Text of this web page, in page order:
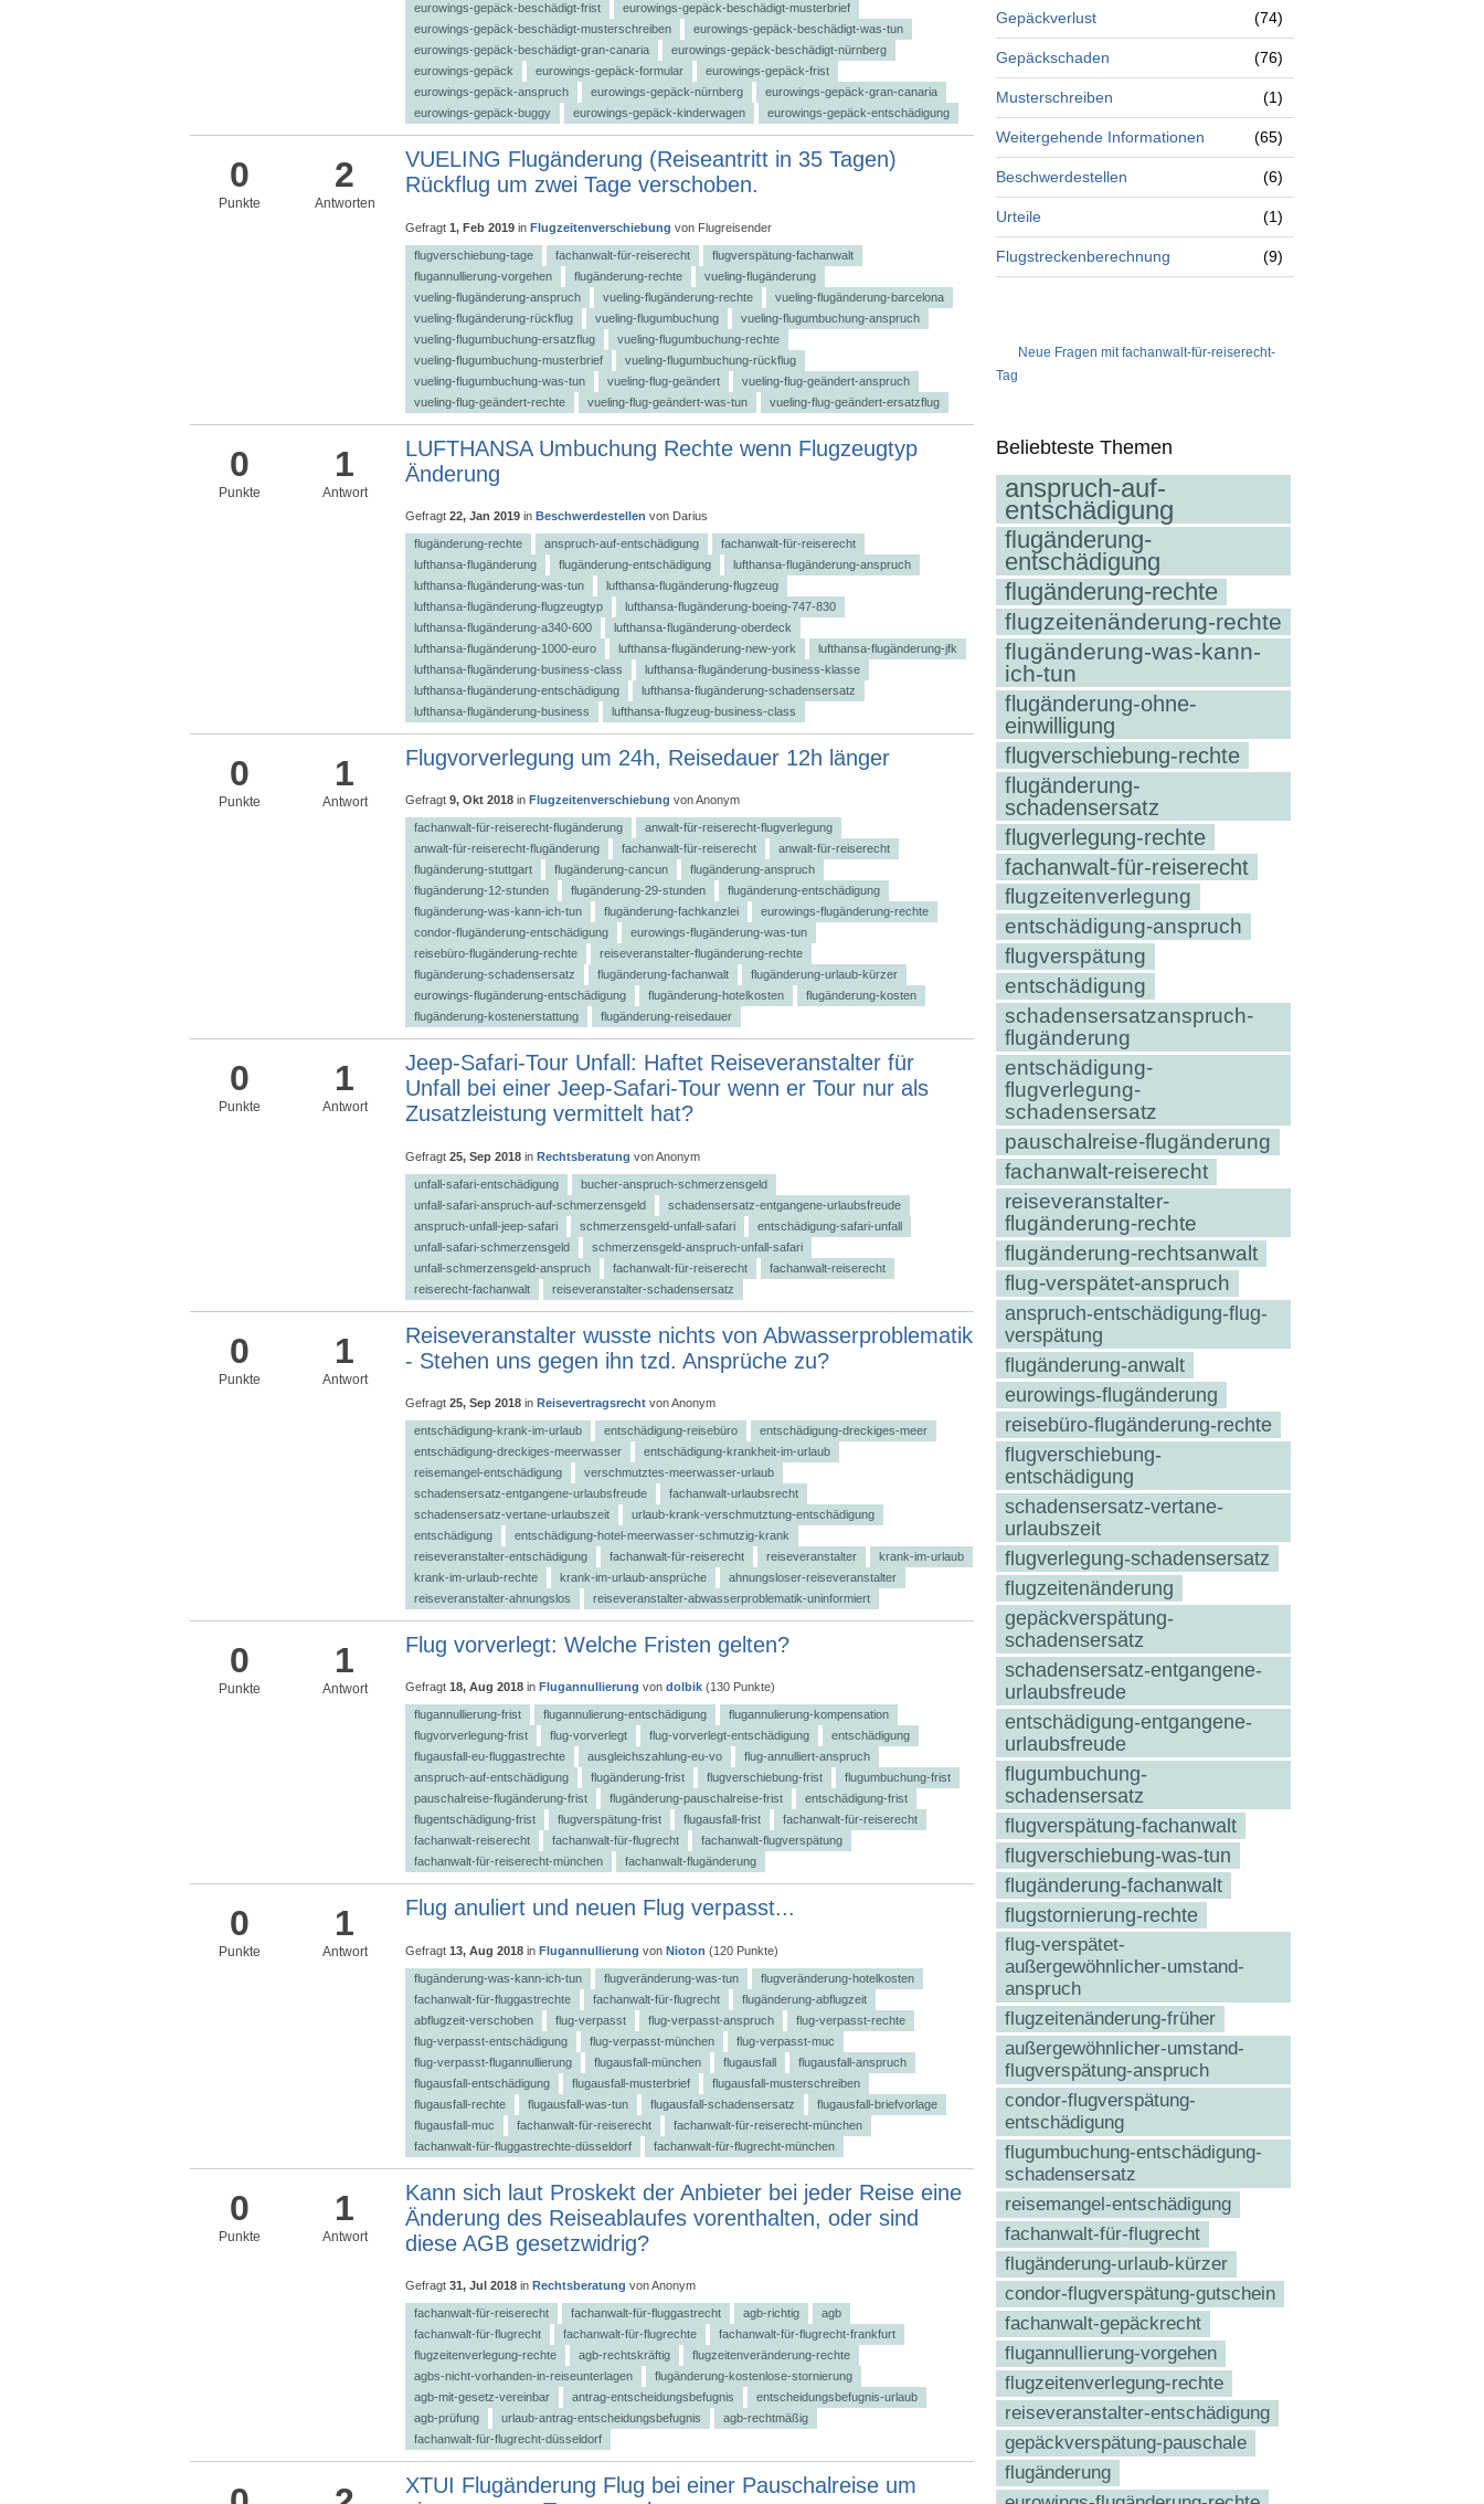
Gepäckverlust (74)
Gepäckschaden (76)
Musterschreiben (1)
Weitergehende Informationen (65)
Beschwerdestellen (6)
Urteile (1)
Flugstreckenberechnung (9)
Neue Fragen mit fachanwalt-für-reiserecht-
Tag
Beliebteste Themen
anspruch-auf-
entschädigung
flugänderung-
entschädigung
flugänderung-rechte
flugzeitenänderung-rechte
flugänderung-was-kann-
ich-tun
flugänderung-ohne-
einwilligung
flugverschiebung-rechte
flugänderung-
schadensersatz
flugverlegung-rechte
fachanwalt-für-reiserecht
flugzeitenverlegung
entschädigung-anspruch
flugverspätung
entschädigung
schadensersatzanspruch-
flugänderung
entschädigung-
flugverlegung-
schadensersatz
pauschalreise-flugänderung
fachanwalt-reiserecht
reiseveranstalter-
flugänderung-rechte
flugänderung-rechtsanwalt
flug-verspätet-anspruch
anspruch-entschädigung-flug-
verspätung
flugänderung-anwalt
eurowings-flugänderung
reisebüro-flugänderung-rechte
flugverschiebung-
entschädigung
schadensersatz-vertane-
urlaubszeit
flugverlegung-schadensersatz
flugzeitenänderung
gepäckverspätung-
schadensersatz
schadensersatz-entgangene-
urlaubsfreude
entschädigung-entgangene-
urlaubsfreude
flugumbuchung-
schadensersatz
flugverspätung-fachanwalt
flugverschiebung-was-tun
flugänderung-fachanwalt
flugstornierung-rechte
flug-verspätet-
außergewöhnlicher-umstand-
anspruch
flugzeitenänderung-früher
außergewöhnlicher-umstand-
flugverspätung-anspruch
condor-flugverspätung-
entschädigung
flugumbuchung-entschädigung-
schadensersatz
reisemangel-entschädigung
fachanwalt-für-flugrecht
flugänderung-urlaub-kürzer
condor-flugverspätung-gutschein
fachanwalt-gepäckrecht
flugannullierung-vorgehen
flugzeitenverlegung-rechte
reiseveranstalter-entschädigung
gepäckverspätung-pauschale
flugänderung
eurowings-gepäck-beschädigt-frist
eurowings-gepäck-beschädigt-musterbrief
eurowings-gepäck-beschädigt-musterschreiben
eurowings-gepäck-beschädigt-was-tun
eurowings-gepäck-beschädigt-gran-canaria
eurowings-gepäck-beschädigt-nürnberg
eurowings-gepäck
eurowings-gepäck-formular
eurowings-gepäck-frist
eurowings-gepäck-anspruch
eurowings-gepäck-nürnberg
eurowings-gepäck-gran-canaria
eurowings-gepäck-buggy
eurowings-gepäck-kinderwagen eurowings-gepäck-entschädigung
0
Punkte
2
Antworten
VUELING Flugänderung (Reiseantritt in 35 Tagen)
Rückflug um zwei Tage verschoben.
Gefragt 1, Feb 2019 in Flugzeitenverschiebung von Flugreisender
flugverschiebung-tage fachanwalt-für-reiserecht
flugverspätung-fachanwalt
flugannullierung-vorgehen
flugänderung-rechte
vueling-flugänderung
vueling-flugänderung-anspruch
vueling-flugänderung-rechte
vueling-flugänderung-barcelona
vueling-flugänderung-rückflug
vueling-flugumbuchung
vueling-flugumbuchung-anspruch
vueling-flugumbuchung-ersatzflug
vueling-flugumbuchung-rechte
vueling-flugumbuchung-musterbrief
vueling-flugumbuchung-rückflug
vueling-flugumbuchung-was-tun
vueling-flug-geändert
vueling-flug-geändert-anspruch
vueling-flug-geändert-rechte
vueling-flug-geändert-was-tun vueling-flug-geändert-ersatzflug
0
Punkte
1
Antwort
LUFTHANSA Umbuchung Rechte wenn Flugzeugtyp
Änderung
Gefragt 22, Jan 2019 in Beschwerdestellen von Darius
flugänderung-rechte anspruch-auf-entschädigung
fachanwalt-für-reiserecht
lufthansa-flugänderung
flugänderung-entschädigung
lufthansa-flugänderung-anspruch
lufthansa-flugänderung-was-tun
lufthansa-flugänderung-flugzeug
lufthansa-flugänderung-flugzeugtyp
lufthansa-flugänderung-boeing-747-830
lufthansa-flugänderung-a340-600
lufthansa-flugänderung-oberdeck
lufthansa-flugänderung-1000-euro
lufthansa-flugänderung-new-york
lufthansa-flugänderung-jfk
lufthansa-flugänderung-business-class
lufthansa-flugänderung-business-klasse
lufthansa-flugänderung-entschädigung
lufthansa-flugänderung-schadensersatz
lufthansa-flugänderung-business
lufthansa-flugzeug-business-class
0
Punkte
1
Antwort
Flugvorverlegung um 24h, Reisedauer 12h länger
Gefragt 9, Okt 2018 in Flugzeitenverschiebung vonAnonym
fachanwalt-für-reiserecht-flugänderung
anwalt-für-reiserecht-flugverlegung
anwalt-für-reiserecht-flugänderung
fachanwalt-für-reiserecht
anwalt-für-reiserecht
flugänderung-stuttgart
flugänderung-cancun
flugänderung-anspruch
flugänderung-12-stunden
flugänderung-29-stunden
flugänderung-entschädigung
flugänderung-was-kann-ich-tun
flugänderung-fachkanzlei
eurowings-flugänderung-rechte
condor-flugänderung-entschädigung
eurowings-flugänderung-was-tun
reisebüro-flugänderung-rechte
reiseveranstalter-flugänderung-rechte
flugänderung-schadensersatz
flugänderung-fachanwalt
flugänderung-urlaub-kürzer
eurowings-flugänderung-entschädigung
flugänderung-hotelkosten
flugänderung-kosten
flugänderung-kostenerstattung
flugänderung-reisedauer
0
Punkte
1
Antwort
Jeep-Safari-Tour Unfall: Haftet Reiseveranstalter für
Unfall bei einer Jeep-Safari-Tour wenn er Tour nur als
Zusatzleistung vermittelt hat?
Gefragt 25, Sep 2018 in Rechtsberatung vonAnonym
unfall-safari-entschädigung
bucher-anspruch-schmerzensgeld
unfall-safari-anspruch-auf-schmerzensgeld
schadensersatz-entgangene-urlaubsfreude
anspruch-unfall-jeep-safari
schmerzensgeld-unfall-safari
entschädigung-safari-unfall
unfall-safari-schmerzensgeld
schmerzensgeld-anspruch-unfall-safari
unfall-schmerzensgeld-anspruch
fachanwalt-für-reiserecht
fachanwalt-reiserecht
reiserecht-fachanwalt
reiseveranstalter-schadensersatz
0
Punkte
1
Antwort
Reiseveranstalter wusste nichts von Abwasserproblematik
- Stehen uns gegen ihn tzd. Ansprüche zu?
Gefragt 25, Sep 2018 in Reisevertragsrecht vonAnonym
entschädigung-krank-im-urlaub entschädigung-reisebüro
entschädigung-dreckiges-meer
entschädigung-dreckiges-meerwasser
entschädigung-krankheit-im-urlaub
reisemangel-entschädigung
verschmutztes-meerwasser-urlaub
schadensersatz-entgangene-urlaubsfreude
fachanwalt-urlaubsrecht
schadensersatz-vertane-urlaubszeit
urlaub-krank-verschmutztung-entschädigung
entschädigung
entschädigung-hotel-meerwasser-schmutzig-krank
reiseveranstalter-entschädigung
fachanwalt-für-reiserecht reiseveranstalter
krank-im-urlaub
krank-im-urlaub-rechte
krank-im-urlaub-ansprüche
ahnungsloser-reiseveranstalter
reiseveranstalter-ahnungslos
reiseveranstalter-abwasserproblematik-uninformiert
0
Punkte
1
Antwort
Flug vorverlegt: Welche Fristen gelten?
Gefragt 18, Aug 2018 in Flugannullierung von dolbik (130 Punkte)
flugannullierung-frist flugannulierung-entschädigung
flugannulierung-kompensation
flugvorverlegung-frist
flug-vorverlegt flug-vorverlegt-entschädigung
entschädigung
flugausfall-eu-fluggastrechte
ausgleichszahlung-eu-vo
flug-annulliert-anspruch
anspruch-auf-entschädigung
flugänderung-frist flugverschiebung-frist
flugumbuchung-frist
pauschalreise-flugänderung-frist
flugänderung-pauschalreise-frist
entschädigung-frist
flugentschädigung-frist
flugverspätung-frist flugausfall-frist
fachanwalt-für-reiserecht
fachanwalt-reiserecht
fachanwalt-für-flugrecht
fachanwalt-flugverspätung
fachanwalt-für-reiserecht-münchen
fachanwalt-flugänderung
0
Punkte
1
Antwort
Flug anuliert und neuen Flug verpasst...
Gefragt 13, Aug 2018 in Flugannullierung von Nioton (120 Punkte)
flugänderung-was-kann-ich-tun flugveränderung-was-tun
flugveränderung-hotelkosten
fachanwalt-für-fluggastrechte
fachanwalt-für-flugrecht
flugänderung-abflugzeit
abflugzeit-verschoben
flug-verpasst flug-verpasst-anspruch
flug-verpasst-rechte
flug-verpasst-entschädigung
flug-verpasst-münchen
flug-verpasst-muc
flug-verpasst-flugannullierung
flugausfall-münchen flugausfall
flugausfall-anspruch
flugausfall-entschädigung
flugausfall-musterbrief
flugausfall-musterschreiben
flugausfall-rechte
flugausfall-was-tun flugausfall-schadensersatz
flugausfall-briefvorlage
flugausfall-muc
fachanwalt-für-reiserecht
fachanwalt-für-reiserecht-münchen
fachanwalt-für-fluggastrechte-düsseldorf
fachanwalt-für-flugrecht-münchen
0
Punkte
1
Antwort
Kann sich laut Proskekt der Anbieter bei jeder Reise eine
Änderung des Reiseablaufes vorenthalten, oder sind
diese AGB gesetzwidrig?
Gefragt 31, Jul 2018 in Rechtsberatung vonAnonym
fachanwalt-für-reiserecht fachanwalt-für-fluggastrecht agb-richtig
agb
fachanwalt-für-flugrecht
fachanwalt-für-flugrechte
fachanwalt-für-flugrecht-frankfurt
flugzeitenverlegung-rechte
agb-rechtskräftig
flugzeitenveränderung-rechte
agbs-nicht-vorhanden-in-reiseunterlagen
flugänderung-kostenlose-stornierung
agb-mit-gesetz-vereinbar
antrag-entscheidungsbefugnis
entscheidungsbefugnis-urlaub
agb-prüfung
urlaub-antrag-entscheidungsbefugnis
agb-rechtmäßig
fachanwalt-für-flugrecht-düsseldorf
XTUI Flugänderung Flug bei einer Pauschalreise um